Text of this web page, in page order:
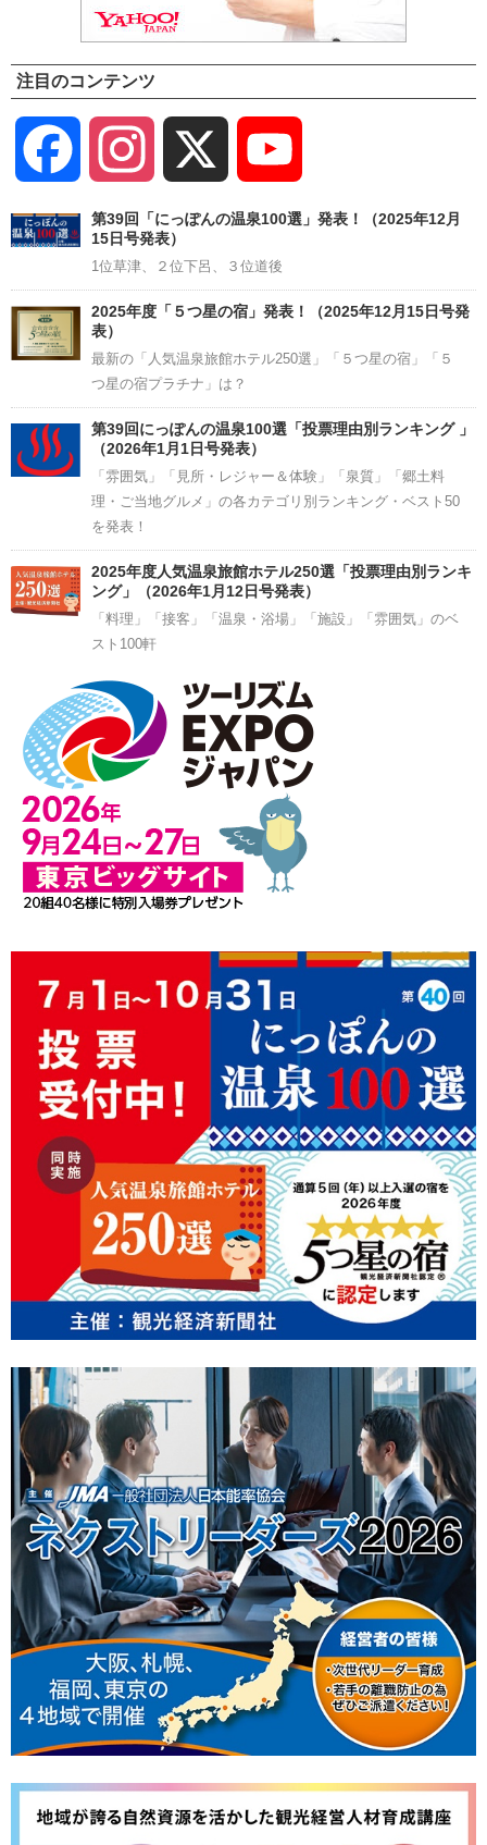
注目のコンテンツ
Facebook Instagram
Channel
第39回「にっぽんの温泉100選」発表！（2025年12月
15日号発表）
1位草津、２位下呂、３位道後
2025年度「５つ星の宿」発表！（2025年12月15日号発
表）
最新の「人気温泉旅館ホテル250選」「５つ星の宿」「５
つ星の宿プラチナ」は？
第39回にっぽんの温泉100選「投票理由別ランキング 」
（2026年1月1日号発表）
「雰囲気」「見所・レジャー＆体験」「泉質」「郷土料
理・ご当地グルメ」の各カテゴリ別ランキング・ベスト50
を発表！
2025年度人気温泉旅館ホテル250選「投票理由別ランキ
ング」（2026年1月12日号発表）
「料理」「接客」「温泉・浴場」「施設」「雰囲気」のベ
スト100軒